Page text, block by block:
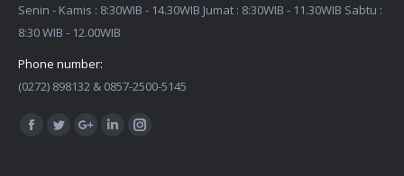
Senin - Kamis : 8:30WIB - 14.30WIB Jumat : 8:30WIB - 11.30WIB Sabtu :
8:30 WIB - 12.00WIB
Phone number:
(0272) 898132 & 0857-2500-5145
Find us on:
LinkedinInstagram